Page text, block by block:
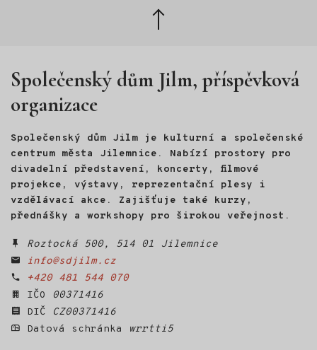
Zpět
nahoru
Společenský dům Jilm, příspěvková
organizace
Společenský dům Jilm je kulturní a společenské
centrum města Jilemnice. Nabízí prostory pro
divadelní představení, koncerty, filmové
projekce, výstavy, reprezentační plesy i
vzdělávací akce. Zajišťuje také kurzy,
přednášky a workshopy pro širokou veřejnost.
Roztocká 500, 514 01 Jilemnice
info@sdjilm.cz
+420 481 544 070
IČO
00371416
DIČ
CZ00371416
Datová schránka
wrrtti5